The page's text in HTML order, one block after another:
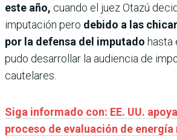
este año, cuando el juez Otazú
imputación pero debido a las
por la defensa del impu­tado hasta
pudo desarrollar la audien­cia de
cautelares.
Siga informado con: EE. UU.
proceso de evaluación de